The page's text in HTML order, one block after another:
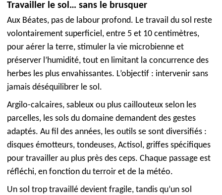
Travailler le sol… sans le brusquer
Aux Béates, pas de labour profond. Le travail du sol reste
volontairement superficiel, entre 5 et 10 centimètres,
pour aérer la terre, stimuler la vie microbienne et
préserver l’humidité, tout en limitant la concurrence des
herbes les plus envahissantes. L’objectif : intervenir sans
jamais déséquilibrer le sol.
Argilo-calcaires, sableux ou plus caillouteux selon les
parcelles, les sols du domaine demandent des gestes
adaptés. Au fil des années, les outils se sont diversifiés :
disques émotteurs, tondeuses, Actisol, griffes spécifiques
pour travailler au plus près des ceps. Chaque passage est
réfléchi, en fonction du terroir et de la météo.
Un sol trop travaillé devient fragile, tandis qu’un sol